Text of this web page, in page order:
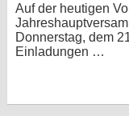
Auf der heutigen
Donnerstag, dem
Einladungen …